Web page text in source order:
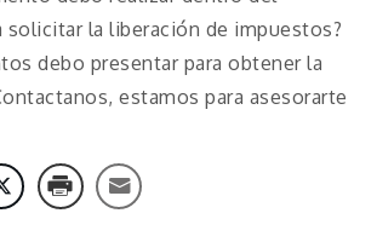
solicitar la liberación de impuestos?
debo presentar para obtener la
estamos para asesorarte